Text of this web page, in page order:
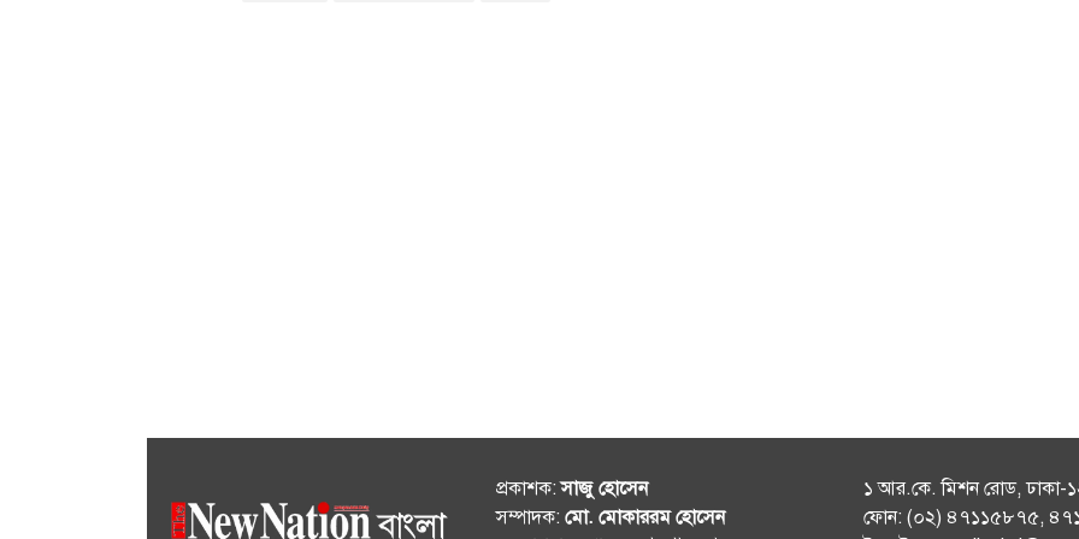
প্রকাশক:সাজু হোসেন
সম্পাদক: মো. মোকাররম হোসেন
১ আর.কে. মিশন রোড, ঢাকা-
ফোন: (০২) ৪৭১১৫৮৭৫,